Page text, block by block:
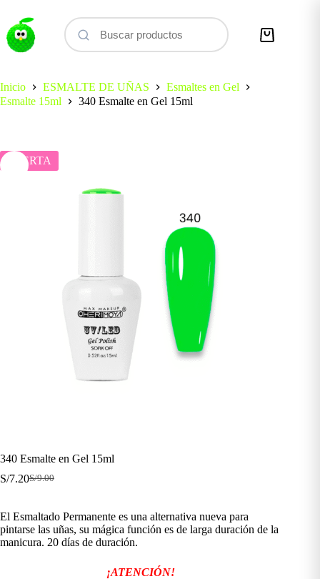
contenido
Carro
Inicio
ESMALTE DE UÑAS
Esmaltes en Gel
Esmalte 15ml
340 Esmalte en Gel 15ml
OFERTA
340 Esmalte en Gel 15ml
S/9.00
El
era:
S/9.00.
S/7.20El
es:
S/7.20.
El Esmaltado Permanente es una alternativa nueva para
pintarse las uñas, su mágica función es de larga duración de la
manicura. 20 días de duración.
¡ATENCIÓN!